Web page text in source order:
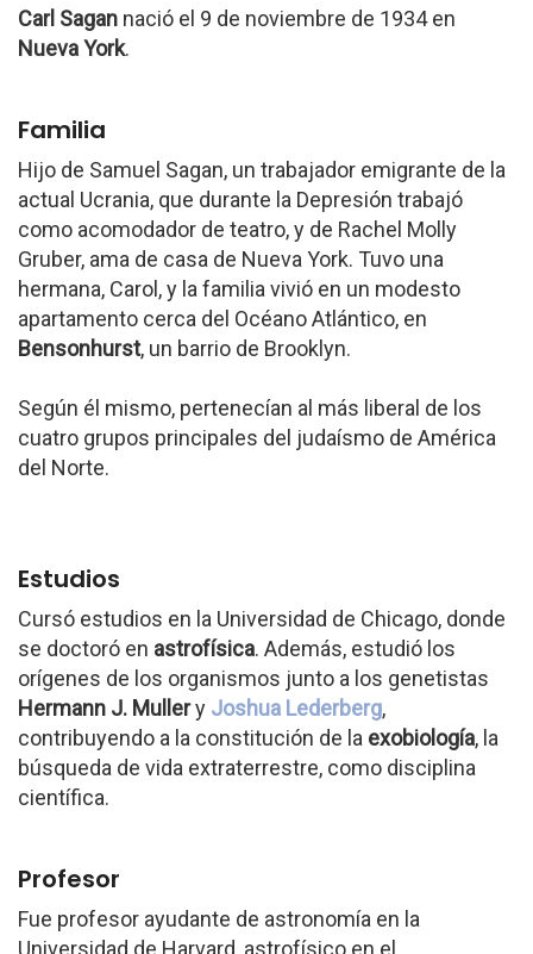
Carl Sagan nació el 9 de noviembre de 1934 en
Nueva York.
Familia
Hijo de Samuel Sagan, un trabajador emigrante de la
actual Ucrania, que durante la Depresión trabajó
como acomodador de teatro, y de Rachel Molly
Gruber, ama de casa de Nueva York. Tuvo una
hermana, Carol, y la familia vivió en un modesto
apartamento cerca del Océano Atlántico, en
Bensonhurst, un barrio de Brooklyn.
Según él mismo, pertenecían al más liberal de los
cuatro grupos principales del judaísmo de América
del Norte.
Estudios
Cursó estudios en la Universidad de Chicago, donde
se doctoró en astrofísica. Además, estudió los
orígenes de los organismos junto a los genetistas
Hermann J. Mullery Joshua Lederberg,
contribuyendo a la constitución de la exobiología, la
búsqueda de vida extraterrestre, como disciplina
científica.
Profesor
Fue profesor ayudante de astronomía en la
Universidad de Harvard, astrofísico en el